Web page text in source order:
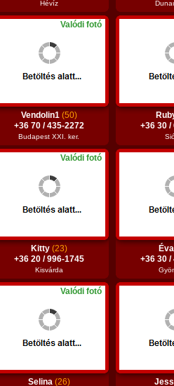
Hévíz
Valódi fotó
Vendolin1 (50)
+36 70 / 435-2272
Budapest XXI. ker.
+36 30 /
Valódi fotó
Kitty (23)
+36 20 / 996-1745
Kisvárda
+36 30 /
Valódi fotó
Selina (26)